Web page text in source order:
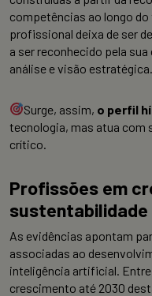
competências ao longo
profissional deixa de ser
a ser reconhecido pela
análise e visão estratégica.
Surge, assim, o perfil
tecnologia, mas atua com
crítico.
Profissões em
sustentabilidade
As evidências apontam
associadas ao
inteligência artificial.
crescimento até 2030